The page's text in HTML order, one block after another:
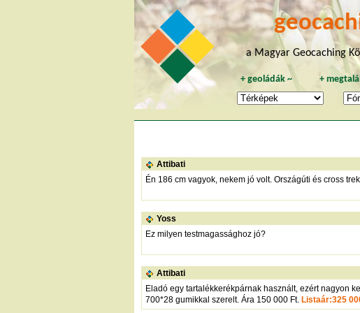
a Magyar Geocaching
+geoládák ~ +
Attibati
Én 186 cm vagyok, nekem jó volt. Országúti és cross
Yoss
Ez milyen testmagassághoz jó?
Attibati
Eladó egy tartalékkerékpárnak használt, ezért nagyon
700*28 gumikkal szerelt. Ára 150 000 Ft. Listaár:325